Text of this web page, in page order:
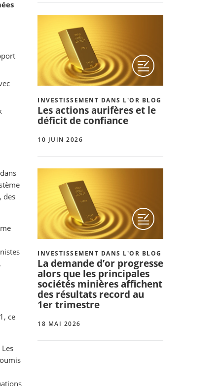
des
ce
INVESTISSEMENT DANS L'OR BLOG
Les actions aurifères et le
déficit de confiance
10 JUIN 2026
INVESTISSEMENT DANS L'OR BLOG
La demande d’or progresse
alors que les principales
sociétés minières affichent
des résultats record au
1er trimestre
18 MAI 2026